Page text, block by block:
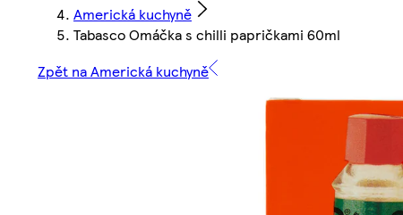
Americká kuchyně
Tabasco Omáčka s chilli papričkami 60ml
Zpět na Americká kuchyně